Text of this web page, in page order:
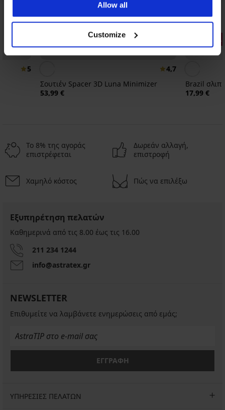
Allow all
Customize
5
4,7
Σουτιέν Spacer 3D Luna Minimizer
53,99 €
3+1
Bestseller
Brazil σλιπ
17,99 €
Το 8% της αγοράς
επιστρέφεται
Δωρεάν αλλαγή,
επιστροφή
Χαμηλό κόστος Πώς να επιλέξω
Εξυπηρέτηση πελατών
Καθημερινά από τις 8.00 έως τις 16.00
211 234 1244
info@astratex.gr
NEWSLETTER
Επιθυμείτε να λαμβάνετε ενημερώσεις από εμάς;
ΕΓΓΡΑΦΗ
ΥΠΗΡΕΣΙΕΣ ΠΕΛΑΤΩΝ